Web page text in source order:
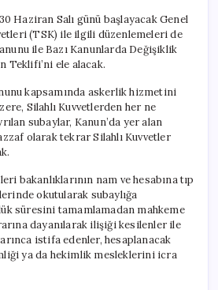
ve
12.
Yargı
için
Haziran Salı günü başlayacak Genel
(TSK) ile ilgili düzenlemeleri de
ile Bazı Kanunlarda Değişiklik
Teklifi’ni ele alacak.
kapsamında askerlik hizmetini
Silahlı Kuvvetlerden her ne
subaylar, Kanun’da yer alan
olarak tekrar Silahlı Kuvvetler
bakanlıklarının nam ve hesabına tıp
okutularak subaylığa
süresini tamamlamadan mahkeme
dayanılarak ilişiği kesilenler ile
istifa edenler, hesaplanacak
ya da hekimlik mesleklerini icra